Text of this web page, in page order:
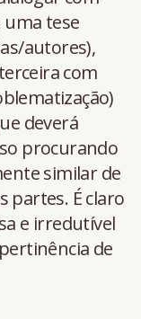
tese
autores),
com
deverá
procurando
similar de
partes. É claro
e irredutível
de